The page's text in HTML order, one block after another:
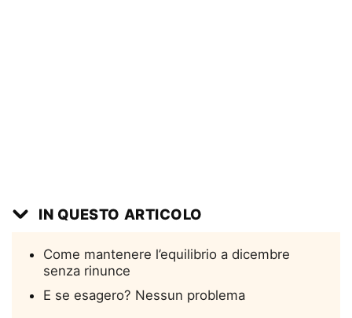
IN QUESTO ARTICOLO
Come mantenere l’equilibrio a dicembre
senza rinunce
E se esagero? Nessun problema